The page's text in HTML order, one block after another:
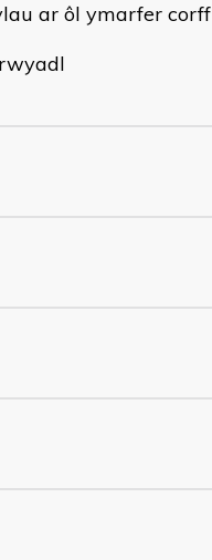
ar ôl ymarfer corff